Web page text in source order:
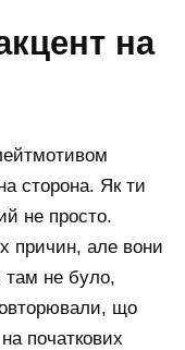
сторона. Як ти
не просто.
причин, але вони
там не було,
що
початкових